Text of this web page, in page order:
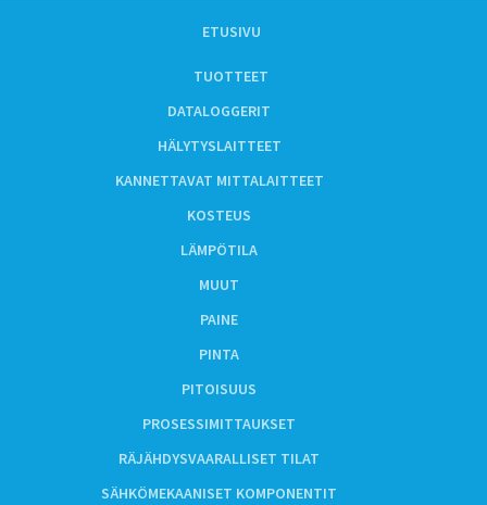
ETUSIVU
TUOTTEET
DATALOGGERIT
HÄLYTYSLAITTEET
KANNETTAVAT MITTALAITTEET
KOSTEUS
LÄMPÖTILA
MUUT
PAINE
PINTA
PITOISUUS
PROSESSIMITTAUKSET
RÄJÄHDYSVAARALLISET TILAT
SÄHKÖMEKAANISET KOMPONENTIT